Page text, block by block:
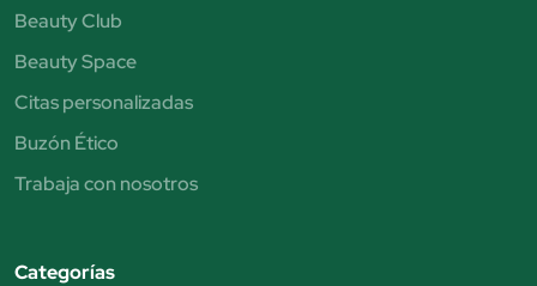
Beauty Club
Beauty Space
Citas personalizadas
Buzón Ético
Trabaja con nosotros
Categorías